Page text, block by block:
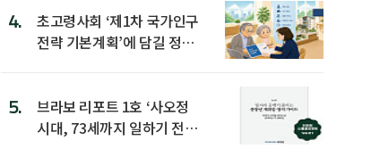
4.
초고령사회 ‘제1차 국가인구
전략 기본계획’에 담길 정책
5.
브라보 리포트 1호 ‘사오정
시대, 73세까지 일하기 전략’